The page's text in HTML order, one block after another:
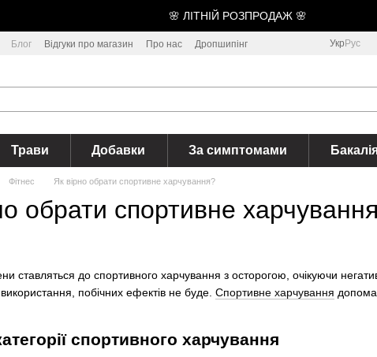
🌸 ЛІТНІЙ РОЗПРОДАЖ 🌸
Блог Відгуки про магазин Про нас Дропшипінг Укр Рус
Трави Добавки За симптомами
Фітнес Як вірно обрати спортивне харчування?
обрати спортивне
ставляться до спортивного харчування з осторогою, очікуючи
використання, побічних ефектів не буде. Спортивне харчування
спортивного харчування